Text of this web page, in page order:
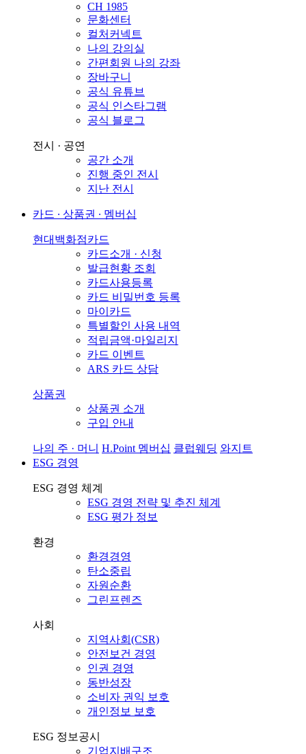
CH 1985
문화센터
컬처커넥트
나의 강의실
간편회원 나의 강좌
장바구니
공식 유튜브
공식 인스타그램
공식 블로그
전시 · 공연
공간 소개
진행 중인 전시
지난 전시
카드 ∙ 상품권 ∙ 멤버십
현대백화점카드
카드소개 · 신청
발급현황 조회
카드사용등록
카드 비밀번호 등록
마이카드
특별할인 사용 내역
적립금액·마일리지
카드 이벤트
ARS 카드 상담
상품권
상품권 소개
구입 안내
나의 주 · 머니 H.Point 멤버십 클럽웨딩 와지트
ESG 경영
ESG 경영 체계
ESG 경영 전략 및 추진 체계
ESG 평가 정보
환경
환경경영
탄소중립
자원순환
그린프렌즈
사회
지역사회(CSR)
안전보건 경영
인권 경영
동반성장
소비자 권익 보호
개인정보 보호
ESG 정보공시
기업지배구조